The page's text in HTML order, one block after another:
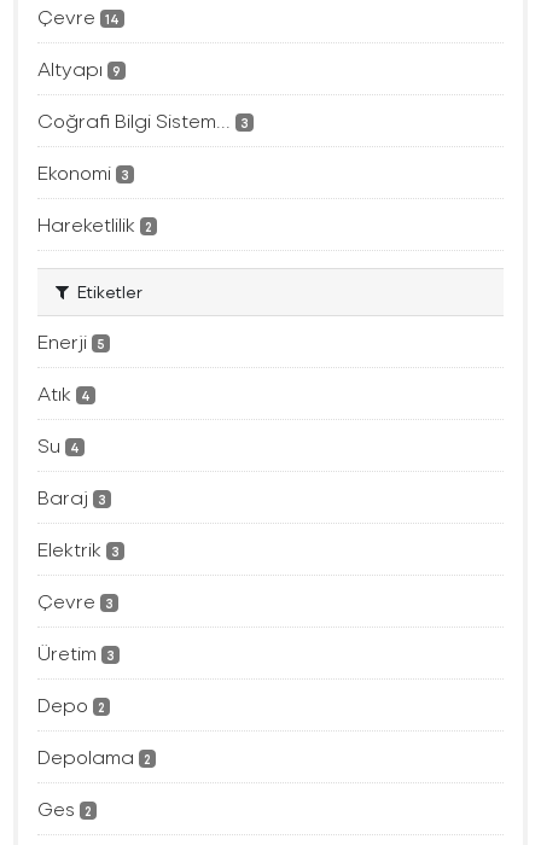
Çevre 14
Altyapı 9
Coğrafi Bilgi Sistem... 3
Ekonomi 3
Hareketlilik 2
Etiketler
Enerji 5
Atık 4
Su 4
Baraj 3
Elektrik 3
Çevre 3
Üretim 3
Depo 2
Depolama 2
Ges 2